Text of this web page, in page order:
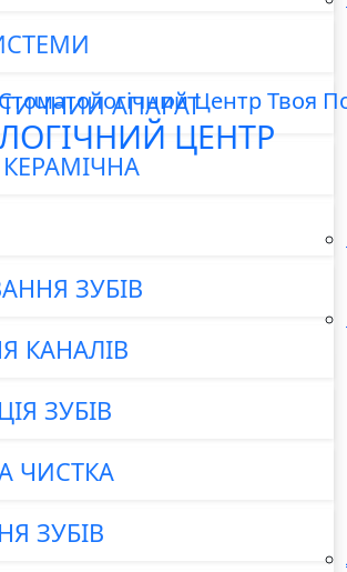
ЦЕНТР
АПАРАТ
ЗУБІВ
КАНАЛІВ
ЗУБІВ
ЧИСТКА
ЗУБІВ